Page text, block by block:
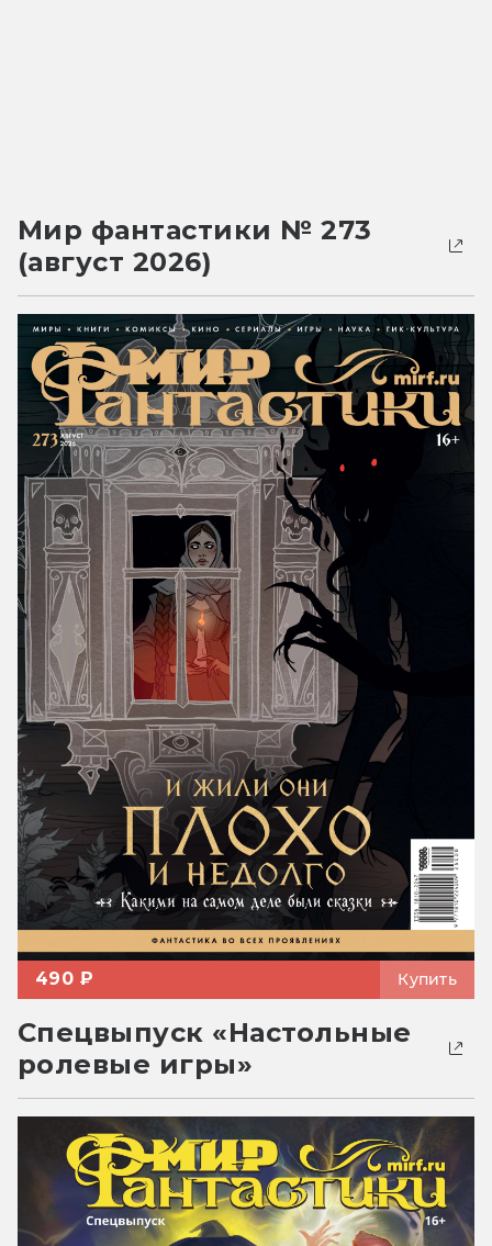
Мир фантастики № 273
(август 2026)
490 ₽ Купить
Спецвыпуск «Настольные
ролевые игры»